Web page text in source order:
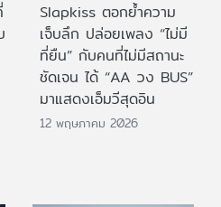
Slapkiss ตอกย้ำความ
เจ็บลึก ปล่อยเพลง “ไม่มี
ที่ยืน” กับคนที่ไม่มีสถานะ
ชัดเจน ได้ “AA วง BUS”
มาแสดงเอ็มวีสุดอิน
12 พฤษภาคม 2026